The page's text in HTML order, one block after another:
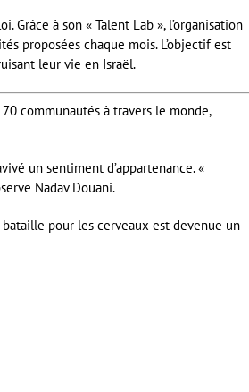
Grâce à son « Talent Lab », l’organisation
proposées chaque mois. L’objectif est
leur vie en Israël.
communautés à travers le monde,
un sentiment d’appartenance. «
Nadav Douani.
pour les cerveaux est devenue un